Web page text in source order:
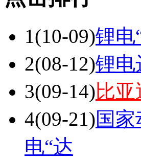
3(09-14)比亚
4(09-21)国家
电“达
5(09-08)第二
6(10-04)